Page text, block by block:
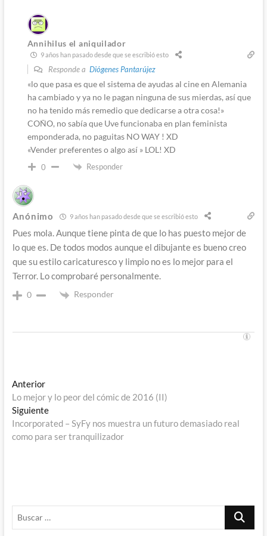
Annihilus el aniquilador
9 años han pasado desde que se escribió esto
Responde a Diógenes Pantarújez
«lo que pasa es que el sistema de ayudas al cine en Alemania
ha cambiado y ya no le pagan ninguna de sus mierdas, así que
no ha tenido más remedio que dedicarse a otra cosa!»
COÑO, no sabía que Uve funcionaba en plan feminista
emponderada, no paguitas NO WAY ! XD
«Vender preferentes o algo así » LOL! XD
0 Responder
Anónimo 9 años han pasado desde que se escribió esto
Pues mola. Aunque tiene pinta de que lo has puesto mejor de
lo que es. De todos modos aunque el dibujante es bueno creo
que su estilo caricaturesco y limpio no es lo mejor para el
Terror. Lo comprobaré personalmente.
0 Responder
Navegación
de
entradas
AnteriorEntrada
anterior:
Lo mejor y lo peor del cómic de 2016 (II)
SiguienteEntrada
siguiente:
Incorporated – SyFy nos muestra un futuro demasiado real
como para ser tranquilizador
Buscar